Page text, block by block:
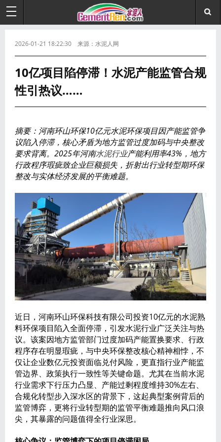
2026-01-21 18:22:30 来源：水泥人网
10亿项目陷停滞！水泥产能监管合规
性引热议……
摘要：河南环山环保10亿元水泥环保项目因产能监管争
议陷入停滞，核心矛盾为地方监管过度加码与中央整改
要求背离。2025年河南水泥行业产能利用率43%，地方
行政程序瑕疵致企业巨额损失，折射出行业转型期环保
整改与实体经济发展的平衡难题。
近日，河南环山环保科技有限公司投资10亿元的水泥熟
料环保项目陷入全面停滞，引发水泥行业广泛关注与热
议。该案因地方监管部门过度加码产能置换要求、行政
程序存在明显瑕疵，与中央环保整改核心精神相悖，不
仅让企业数亿元投资面临兑付风险，更直指行业产能监
管边界、政策执行一致性等关键命题。尤其在当前水泥
行业需求下行压力凸显、产能过剩程度维持30%左右、
合规化转型步入深水区的背景下，这起典型案例背后的
监管博弈，更将行业转型期的监管平衡难题推向风口浪
尖，其暴露的问题值得全行业深思。